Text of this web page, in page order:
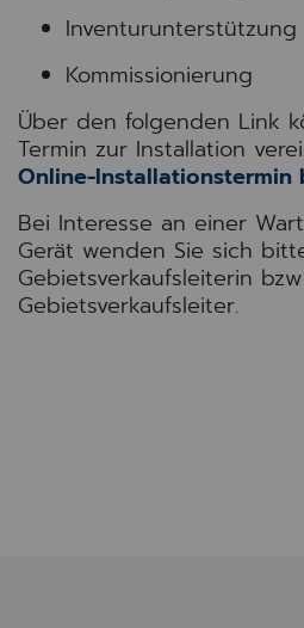
Inventurunterstützung
Kommissionierung
Über den folgenden Link
Termin zur Installation
Online-Installationstermin
Bei Interesse an einer
Gerät wenden Sie sich
Gebietsverkaufsleiterin
Gebietsverkaufsleiter.